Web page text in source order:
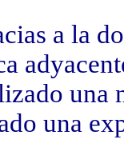
a la
una
una